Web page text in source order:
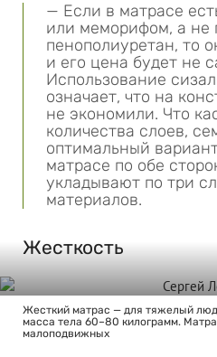
— Если в матрасе
или меморифом, а не
пенополиуретан, то
и его цена будет не
Использование
означает, что на
не экономили. Что
количества слоев,
оптимальный
матрасе по обе
укладывают по три
материалов.
Жесткость
Жесткий матрас — для тяжелый
масса тела 60–80 килограмм.
малоподвижных